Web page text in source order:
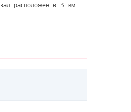
расположен в 3 км.